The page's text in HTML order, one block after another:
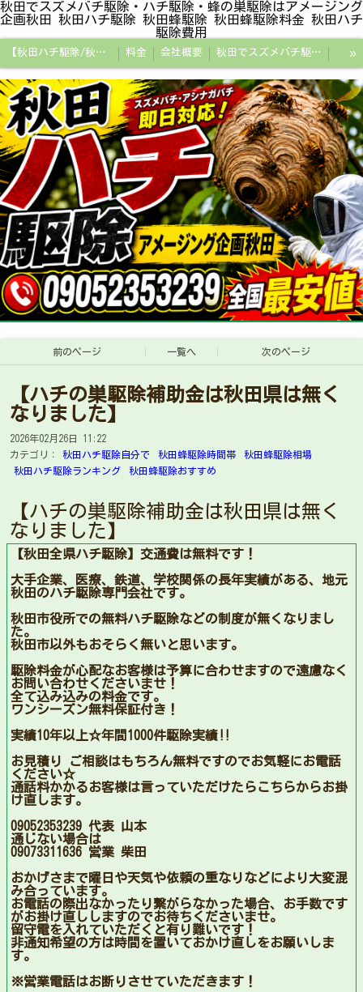
秋田でスズメバチ駆除・ハチ駆除・蜂の巣駆除はアメージング
企画秋田 秋田ハチ駆除 秋田蜂駆除 秋田蜂駆除料金 秋田ハチ
駆除費用
【秋田ハチ駆除/秋田蜂駆除/スズメバチの巣/ハチの巣専門プロ】 料金 会社概要 秋田でスズメバチ駆除・ハチ駆除・蜂の巣駆除はアメージング企画秋田
秋田県の蜂駆除料金・蜂の巣駆除の相場【全国平均と比較】 秋田探偵/秋田県浮気調査/秋田市万引きGメン
秋田便利屋アメージング企画秋田
»
前のページ 一覧へ 次のページ
【ハチの巣駆除補助金は秋田県は無く
なりました】
2026年02月26日 11:22
カテゴリ：
秋田ハチ駆除自分で 秋田蜂駆除時間帯
秋田蜂駆除相場
秋田ハチ駆除ランキング
秋田蜂駆除おすすめ
【ハチの巣駆除補助金は秋田県は無く
なりました】
【秋田全県ハチ駆除】交通費は無料です！
大手企業、医療、鉄道、学校関係の長年実績がある、地元
秋田のハチ駆除専門会社です。
秋田市役所での無料ハチ駆除などの制度が無くなりまし
た。
秋田市以外もおそらく無いと思います。
駆除料金が心配なお客様は予算に合わせますので遠慮なく
お問い合わせくださいませ！
全て込み込みの料金です。
ワンシーズン無料保証付き！
実績10年以上☆年間1000件駆除実績‼︎
お見積り ご相談はもちろん無料ですのでお気軽にお電話
ください☆
通話料かかるお客様は言っていただけたらこちらからお掛
け直します。
09052353239 代表 山本
通じない場合は
09073311636 営業 柴田
おかげさまで曜日や天気や依頼の重なりなどにより大変混
み合っています。
お電話の際出なかったり繋がらなかった場合、お手数です
がお掛け直ししますのでお待ちくださいませ。
留守電を入れていただくと有り難いです！
非通知希望の方は時間を置いておかけ直しをお願いしま
す。
※営業電話はお断りさせていただきます！